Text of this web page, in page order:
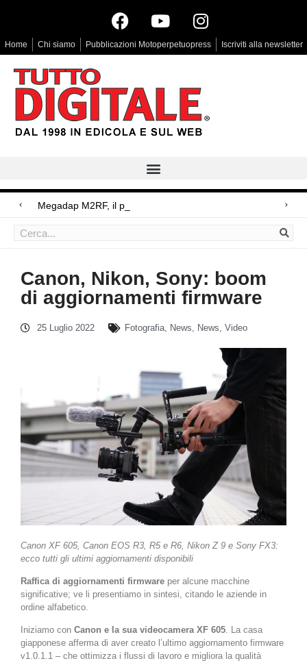
Home Chi siamo Pubblicazioni Motoperpetuopress Iscriviti alla newsletter
Megadap M2RF, il primo adattatore autof
Arri Rental, evoluzioni in arrivo
Canon, Nikon, Sony: boom
di aggiornamenti firmware
25 Luglio 2022 Fotografia, News, News, Video
Canon XF 605, Canon EOS R3, R5 e R6, Nikon Z 9 e Sony FX3:
ecco tutti gli ultimi aggiornamenti disponibili
Raffica di aggiornamenti firmware per alcune macchine
significative; ve li presentiamo in sintesi, citando le aziende in
ordine alfabetico.
Iniziamo con Canon e la sua videocamera XF 605. La casa
giapponese afferma di aver creato l’ultimo aggiornamento firmware
v1.0.1.1 – che ottimizza i flussi di lavoro e migliora la qualità